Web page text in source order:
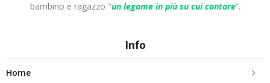
bambino e ragazzo "un legame in più su cui contare”.
Info
Home